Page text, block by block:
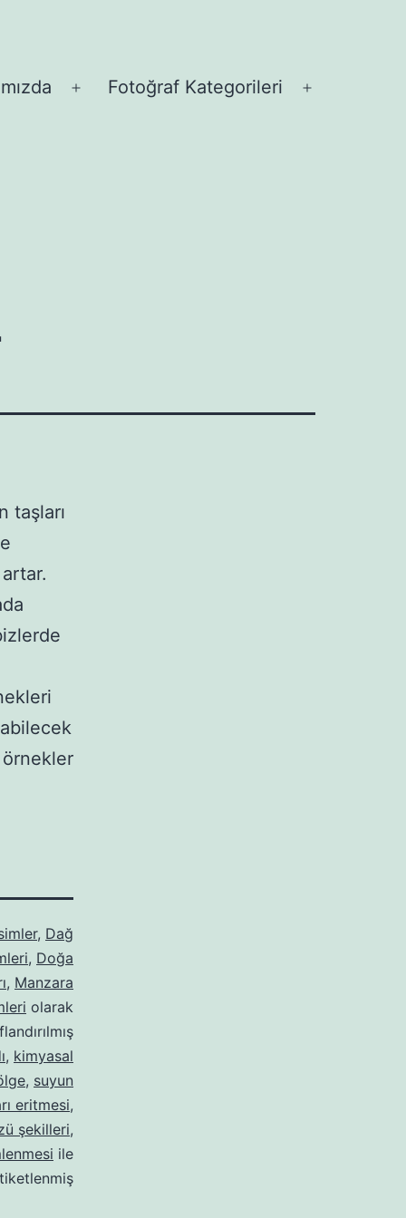
Menüyü
Fotoğraf Kategorileri
taşları
, Dağ
, Doğa
, Manzara
olarak
, kimyasal
, suyun
eritmesi,
şekilleri,
ile